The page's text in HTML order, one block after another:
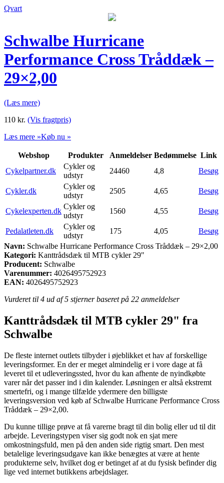
Qvart
Schwalbe Hurricane
Performance Cross Tråddæk –
29×2,00
(Læs mere)
110 kr. (Vis fragtpris)
Læs mere »Køb nu »
Webshop Produkter Anmeldelser Bedømmelse Link
Cykelpartner.dk
Cykler og
udstyr
24460 4,8 Besøg
Cykler.dk
Cykler og
udstyr
2505 4,65 Besøg
Cykelexperten.dk
Cykler og
udstyr
1560 4,55 Besøg
Pedalatleten.dk
Cykler og
udstyr
175 4,05
Besøg
Navn: Schwalbe Hurricane Performance Cross Tråddæk – 29×2,00
Kategori: Kanttrådsdæk til MTB cykler 29"
Producent: Schwalbe
Varenummer: 4026495752923
EAN: 4026495752923
Vurderet til 4 ud af 5 stjerner baseret på 22 anmeldelser
Kanttrådsdæk til MTB cykler 29" fra
Schwalbe
De fleste internet outlets tilbyder i øjeblikket et hav af forskellige
leveringsformer. En der er meget almindelig er i vore dage at få
leveret til et udleveringssted, hvor du kan afhente de nyindkøbte
varer når det passer ind i din kalender. Løsningen er altså ekstremt
smertefri, og i mange tilfælde ydermere den billigste
leveringsversion ved køb af Schwalbe Hurricane Performance Cross
Tråddæk – 29×2,00.
Du kunne tillige prøve at få varerne bragt til din bolig eller ud til dit
arbejde. Leveringstypen viser sig godt nok en sjat mere
omkostningsfuld, men på den anden side rigtig smart. Den mest
betalelige leveringsudgave kan ikke benægtes at være at hente
produkterne selv, hvilket dog er betinget af at du fysisk befinder dig
lige ved internet butikkens arbejdslager.